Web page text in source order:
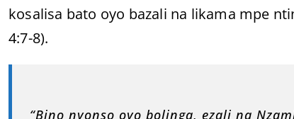
kosalisa bato oyo bazali na likama mpe
4:7-8).
“Bino nyonso oyo bolinga, ezali na